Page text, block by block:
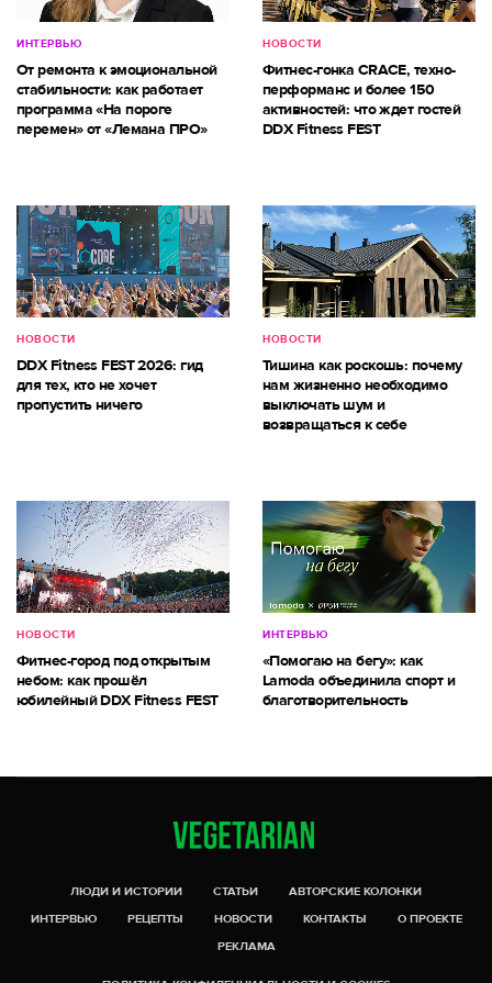
ИНТЕРВЬЮ
От ремонта к эмоциональной
стабильности: как работает
программа «На пороге
перемен» от «Лемана ПРО»
НОВОСТИ
Фитнес-гонка CRACE, техно-
перформанс и более 150
активностей: что ждет гостей
DDX Fitness FEST
НОВОСТИ
DDX Fitness FEST 2026: гид
для тех, кто не хочет
пропустить ничего
НОВОСТИ
Тишина как роскошь: почему
нам жизненно необходимо
выключать шум и
возвращаться к себе
НОВОСТИ
Фитнес-город под открытым
небом: как прошёл
юбилейный DDX Fitness FEST
ИНТЕРВЬЮ
«Помогаю на бегу»: как
Lamoda объединила спорт и
благотворительность
ЛЮДИ И ИСТОРИИ СТАТЬИ
АВТОРСКИЕ КОЛОНКИ
ИНТЕРВЬЮ
РЕЦЕПТЫ НОВОСТИ КОНТАКТЫ
О ПРОЕКТЕ
РЕКЛАМА